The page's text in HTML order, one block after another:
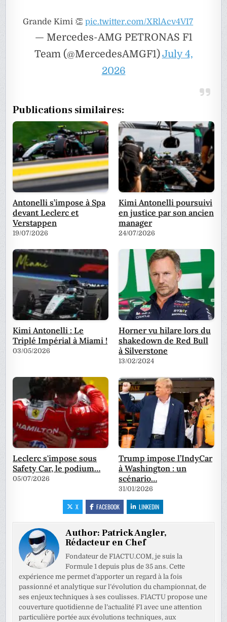
Grande Kimi 👏pic.twitter.com/XRlAcv4VI7
— Mercedes-AMG PETRONAS F1
Team (@MercedesAMGF1)July 4,
2026
Publications similaires:
Antonelli s’impose à Spa
devant Leclerc et
Verstappen
19/07/2026
Kimi Antonelli poursuivi
en justice par son ancien
manager
24/07/2026
Kimi Antonelli : Le
Triplé Impérial à Miami !
03/05/2026
Horner vu hilare lors du
shakedown de Red Bull
à Silverstone
13/02/2024
Leclerc s'impose sous
Safety Car, le podium…
05/07/2026
Trump impose l’IndyCar
à Washington : un
scénario…
31/01/2026
X FACEBOOK LINKEDIN
Author:Patrick Angler,
Rédacteur en Chef
Fondateur de F1ACTU.COM, je suis la
Formule 1 depuis plus de 35 ans. Cette
expérience me permet d’apporter un regard à la fois
passionné et analytique sur l’évolution du championnat, de
ses enjeux techniques à ses coulisses. F1ACTU propose une
couverture quotidienne de l’actualité F1 avec une attention
particulière portée aux évolutions techniques, aux